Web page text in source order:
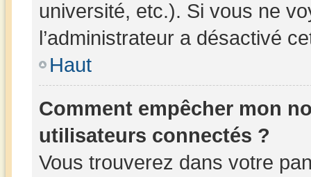
université, etc.). Si vous ne
l’administrateur a désactivé
Haut
Comment empêcher mon
utilisateurs connectés ?
Vous trouverez dans votre